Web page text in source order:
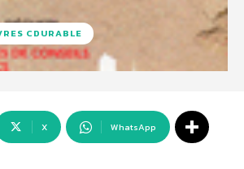
CDURABLE
X WhatsApp